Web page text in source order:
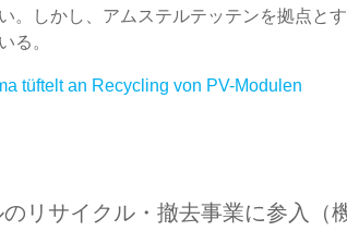
。しかし、アムステルテッテンを拠点と
る。
tüftelt an Recycling von PV-Modulen
リサイクル・撤去事業に参入（